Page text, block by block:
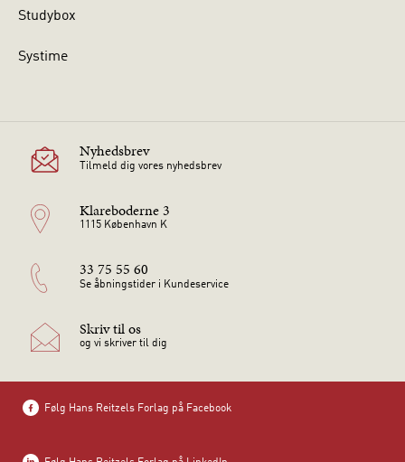
Studybox
Systime
Nyhedsbrev
Tilmeld dig vores nyhedsbrev
Klareboderne 3
1115 København K
33 75 55 60
Se åbningstider i Kundeservice
Skriv til os
og vi skriver til dig
Følg Hans Reitzels Forlag på Facebook